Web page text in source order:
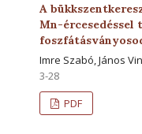
A
Mn-
Imre Szabó, János
3-28
PDF